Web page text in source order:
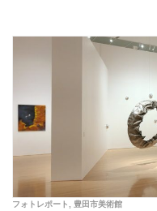
フォトレポート 豊田市美術館